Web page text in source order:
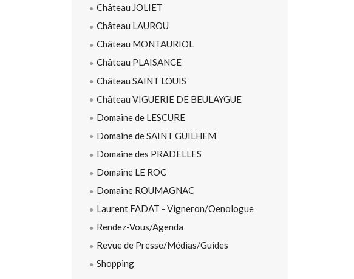
Château JOLIET
Château LAUROU
Château MONTAURIOL
Château PLAISANCE
Château SAINT LOUIS
Château VIGUERIE DE BEULAYGUE
Domaine de LESCURE
Domaine de SAINT GUILHEM
Domaine des PRADELLES
Domaine LE ROC
Domaine ROUMAGNAC
Laurent FADAT - Vigneron/Oenologue
Rendez-Vous/Agenda
Revue de Presse/Médias/Guides
Shopping